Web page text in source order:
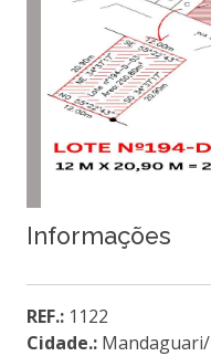
Informações
REF.: 1122
Cidade.: Mandaguari/